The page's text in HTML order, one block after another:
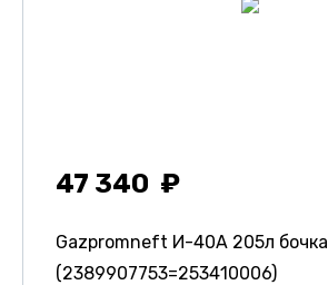
47 340
Gazpromneft И-40А 205л бочка
(2389907753=253410006)